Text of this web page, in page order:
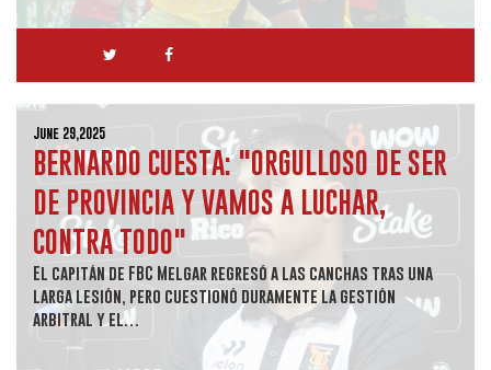
June 29,2025
BERNARDO CUESTA: "ORGULLOSO DE SER
DE PROVINCIA Y VAMOS A LUCHAR,
CONTRA TODO"
El capitán de FBC Melgar regresó a las canchas tras una
larga lesión, pero cuestionó duramente la gestión
arbitral y el…